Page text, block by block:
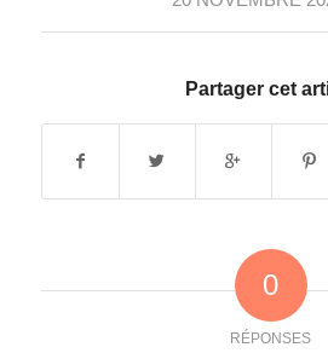
Partager cet
0
RÉPONSES